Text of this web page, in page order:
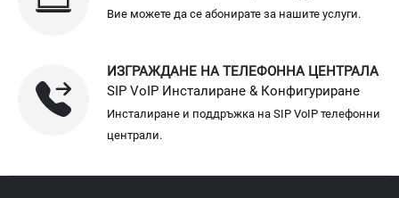
Вие можете да се абонирате за нашите услуги.
ИЗГРАЖДАНЕ НА ТЕЛЕФОННА ЦЕНТРАЛА
SIP VoIP Инсталиране & Конфигуриране
Инсталиране и поддръжка на SIP VoIP телефонни
централи.